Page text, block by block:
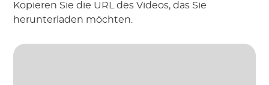
Kopieren Sie die URL des Videos, das Sie
herunterladen möchten.